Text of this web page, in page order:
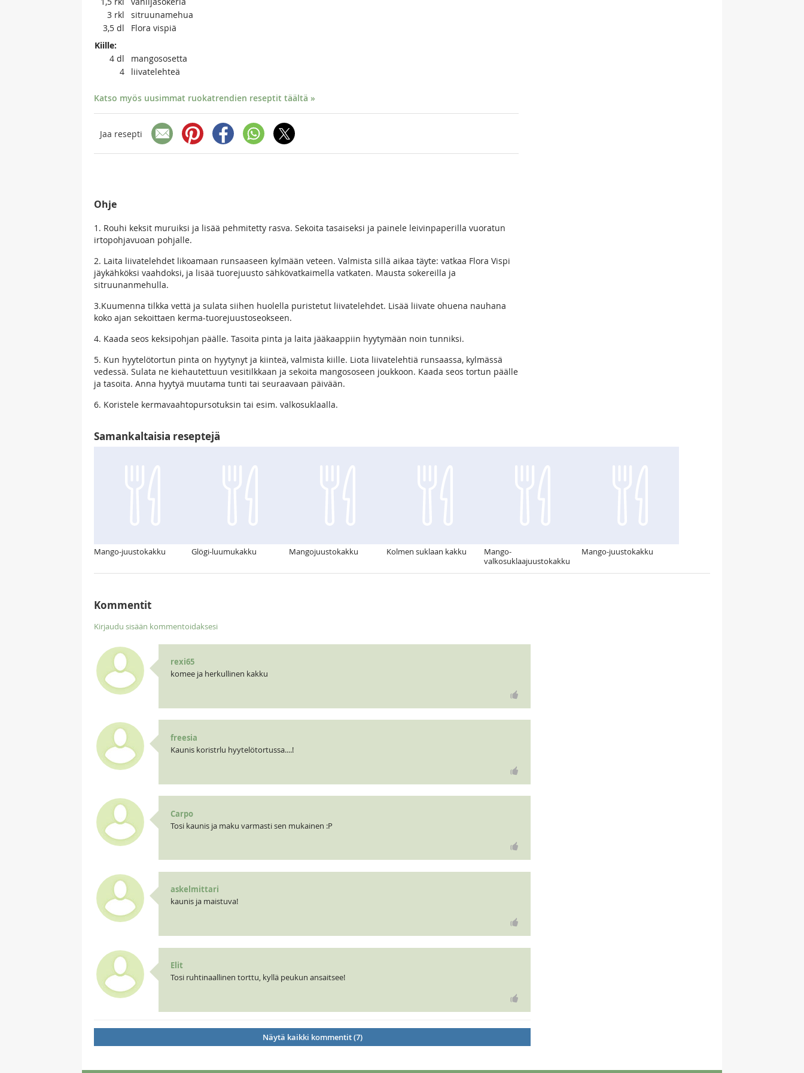
3 rkl
sitruunamehua
3,5 dl
Flora vispiä
Kiille:
4 dl
mangososetta
4
liivatelehteä
Katso myös uusimmat ruokatrendien reseptit täältä »
Jaa resepti
Ohje
1. Rouhi keksit muruiksi ja lisää pehmitetty rasva. Sekoita tasaiseksi ja painele leivinpaperilla vuoratun
irtopohjavuoan pohjalle.
2. Laita liivatelehdet likoamaan runsaaseen kylmään veteen. Valmista sillä aikaa täyte: vatkaa Flora Vispi
jäykähköksi vaahdoksi, ja lisää tuorejuusto sähkövatkaimella vatkaten. Mausta sokereilla ja
sitruunanmehulla.
3.Kuumenna tilkka vettä ja sulata siihen huolella puristetut liivatelehdet. Lisää liivate ohuena nauhana
koko ajan sekoittaen kerma-tuorejuustoseokseen.
4. Kaada seos keksipohjan päälle. Tasoita pinta ja laita jääkaappiin hyytymään noin tunniksi.
5. Kun hyytelötortun pinta on hyytynyt ja kiinteä, valmista kiille. Liota liivatelehtiä runsaassa, kylmässä
vedessä. Sulata ne kiehautettuun vesitilkkaan ja sekoita mangososeen joukkoon. Kaada seos tortun päälle
ja tasoita. Anna hyytyä muutama tunti tai seuraavaan päivään.
6. Koristele kermavaahtopursotuksin tai esim. valkosuklaalla.
Samankaltaisia reseptejä
Mango-juustokakku Glögi-luumukakku Mangojuustokakku Kolmen suklaan kakku
Mango-
valkosuklaajuustokakku
Mango-juustokakku
Kommentit
Kirjaudu sisään kommentoidaksesi
rexi65
komee ja herkullinen kakku
freesia
Kaunis koristrlu hyytelötortussa....!
Carpo
Tosi kaunis ja maku varmasti sen mukainen :P
askelmittari
kaunis ja maistuva!
Elit
Tosi ruhtinaallinen torttu, kyllä peukun ansaitsee!
Näytä kaikki kommentit (7)